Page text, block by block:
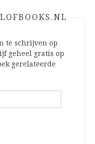
te schrijven op
geheel gratis op
gerelateerde